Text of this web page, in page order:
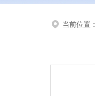
当前位置：